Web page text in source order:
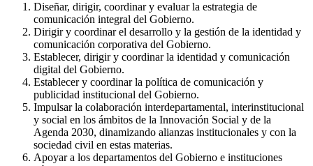
Diseñar, dirigir, coordinar y evaluar la estrategia de
comunicación integral del Gobierno.
Dirigir y coordinar el desarrollo y la gestión de la identidad y
comunicación corporativa del Gobierno.
Establecer, dirigir y coordinar la identidad y comunicación
digital del Gobierno.
Establecer y coordinar la política de comunicación y
publicidad institucional del Gobierno.
Impulsar la colaboración interdepartamental, interinstitucional
y social en los ámbitos de la Innovación Social y de la
Agenda 2030, dinamizando alianzas institucionales y con la
sociedad civil en estas materias.
Apoyar a los departamentos del Gobierno e instituciones